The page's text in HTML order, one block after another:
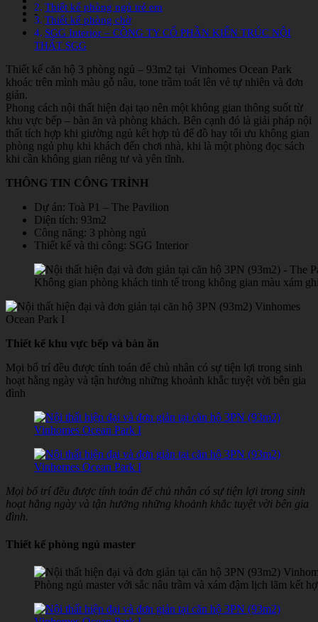
-
Thiết kế phòng ngủ trẻ em
Thiết kế phòng chờ
SGG Interior – CÔNG TY CỔ PHẦN KIẾN TRÚC NỘI
THẤT SGG
Thiết kế căn hộ 3 phòng ngủ – 93m2 tại Vinhomes Ocean Park
khoác trên mình màu gỗ nâu, tone trầm toát lên vẻ tự nhiên và đơn
giản.
Phong cách nội thất hiện đại tạo nên một không gian thông suốt từ
khu vực bếp – bàn ăn và phòng khách. Bên cạnh đó là giải pháp nội
thất tích hợp khi giường ngủ kết hợp tủ để đồ hay tối ưu không gian
phòng ngủ phụ khi khách đến chơi nhà, khi là một phòng đọc sách
khi cần không gian riêng tư và yên tĩnh.
THÔNG TIN CÔNG TRÌNH
Dự án: Toà P1 – The Pavilion
Diện tích: 93m2
Công năng: 3 phòng ngủ
Thiết kế và thi công: SGG Interior
Không gian phòng khách tinh tế trong không gian màu xám
Thiết kế khu vực bếp và bàn ăn
Mọi bố trí đều được tính toán để chủ nhân có sự tiện lợi trong sinh
hoạt hằng ngày và tận hưởng những khoảnh khắc tuyệt vời bên gia
đình
Mọi bố trí đều được tính toán để chủ nhân có sự tiện lợi trong sinh
hoạt hằng ngày và tận hưởng những khoảnh khắc tuyệt vời bên gia
đình.
Thiết kế phòng ngủ master
Phòng ngủ master với sắc nâu trầm và xám đậm lịch lãm kết